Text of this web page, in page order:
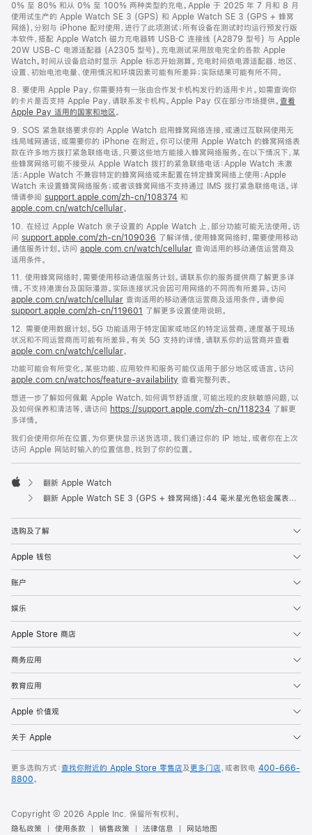
0% 至 80% 和从 0% 至 100% 两种类型的充电。Apple 于 2025 年 7 月和 8 月
使用试生产的 Apple Watch SE 3 (GPS) 和 Apple Watch SE 3 (GPS + 蜂窝
网络)，分别与 iPhone 配对使用，进行了此项测试；所有设备在测试时均运行预发行版
本软件，搭配 Apple Watch 磁力充电器转 USB‑C 连接线 (A2879 型号) 与 Apple
20W USB-C 电源适配器 (A2305 型号)。充电测试采用放电完全的各款 Apple
Watch。时间从设备启动时显示 Apple 标志开始测算。充电时间依电源适配器、地区、
设置、初始电池电量、使用情况和环境因素可能有所差异；实际结果可能有所不同。
8. 要使用 Apple Pay，你需要持有一张由合作发卡机构发行的适用卡片。如需查询你
的卡片是否支持 Apple Pay，请联系发卡机构。Apple Pay 仅在部分市场提供。 查看
Apple Pay 适用的国家和地区 。
9. SOS 紧急联络要求你的 Apple Watch 启用蜂窝网络连接，或通过互联网使用无
线局域网通话，或需要你的 iPhone 在附近。你可以使用 Apple Watch 的蜂窝网络表
款在许多地方拨打紧急联络电话，只要这些地方能接入蜂窝网络服务。在以下情况下，某
些蜂窝网络可能不接受从 Apple Watch 拨打的紧急联络电话：Apple Watch 未激
活；Apple Watch 不兼容特定的蜂窝网络或未配置在特定蜂窝网络上使用；Apple
Watch 未设置蜂窝网络服务；或者该蜂窝网络不支持通过 IMS 拨打紧急联络电话。详
情请参阅 support.apple.com/zh-cn/108374 和
apple.com.cn/watch/cellular。
10. 在经过 Apple Watch 亲子设置的 Apple Watch 上，部分功能可能无法使用。访
问 support.apple.com/zh-cn/109036 了解详情。使用蜂窝网络时，需要使用移动
通信服务计划。访问 apple.com.cn/watch/cellular 查询适用的移动通信运营商及
适用条件。
11. 使用蜂窝网络时，需要使用移动通信服务计划。请联系你的服务提供商了解更多详
情。不支持港澳台及国际漫游。实际连接状况会因可用网络的不同而有所差异。访问
apple.com.cn/watch/cellular 查询适用的移动通信运营商及适用条件。请参阅
support.apple.com/zh-cn/119601
了解更多设置使用说明。
12. 需要使用数据计划。5G 功能适用于特定国家或地区的特定运营商。速度基于现场
状况和不同运营商而可能有所差异。有关 5G 支持的详情，请联系你的运营商并查看
apple.com.cn/watch/cellular。
功能可能会有所变化。某些功能、应用软件和服务可能仅适用于部分地区或语言。访问
apple.com.cn/watchos/feature-availability 查看完整列表。
想进一步了解如何佩戴 Apple Watch，如何调节舒适度，可能出现的皮肤敏感问题，以
及如何保养和清洁等，请访问 https://support.apple.com/zh-cn/118234 了解更
多详情。
我们会使用你所在位置，为你更快显示送货选项。我们通过你的 IP 地址，或者你在上次
访问 Apple 网站时输入的位置信息，找到了你的位置。
Apple
翻新 Apple Watch
翻新 Apple Watch SE 3 (GPS + 蜂窝网络)；44 毫米星光色铝金属表壳；星光色运动型表带 (S/M 号)
选购及了解
Apple 钱包
账户
娱乐
Apple Store 商店
商务应用
教育应用
Apple 价值观
关于 Apple
更多选购方式：查找你附近的 Apple Store 零售店及更多门店，或者致电 400-666-
8800。
Copyright © 2026 Apple Inc. 保留所有权利。
隐私政策
使用条款 销售政策 法律信息 网站地图